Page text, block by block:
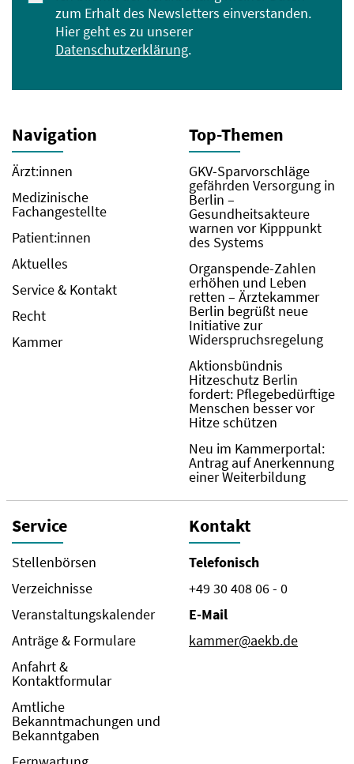
zum Erhalt des Newsletters einverstanden.
Hier geht es zu unserer
Datenschutzerklärung.
Navigation
Ärzt:innen
Medizinische
Fachangestellte
Patient:innen
Aktuelles
Service & Kontakt
Recht
Kammer
Top-Themen
GKV-Sparvorschläge
gefährden Versorgung in
Berlin –
Gesundheitsakteure
warnen vor Kipppunkt
des Systems
Organspende-Zahlen
erhöhen und Leben
retten – Ärztekammer
Berlin begrüßt neue
Initiative zur
Widerspruchsregelung
Aktionsbündnis
Hitzeschutz Berlin
fordert: Pflegebedürftige
Menschen besser vor
Hitze schützen
Neu im Kammerportal:
Antrag auf Anerkennung
einer Weiterbildung
Service
Stellenbörsen
Verzeichnisse
Veranstaltungskalender
Anträge & Formulare
Anfahrt &
Kontaktformular
Amtliche
Bekanntmachungen und
Bekanntgaben
Kontakt
Telefonisch
+49 30 408 06 - 0
E-Mail
kammer@aekb.de